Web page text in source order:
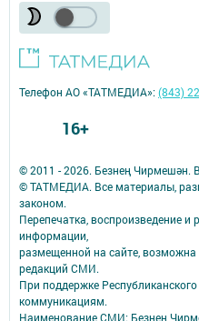
© 2011 - 2026. Безнең Чирмешән.
© ТАТМЕДИА. Все материалы,
законом.
Перепечатка, воспроизведение
информации,
размещенной на сайте, возможна
редакций СМИ.
При поддержке
коммуникациям.
Наименование СМИ: Безнең
Телефон АО «ТАТМЕДИА»:(843)
16+